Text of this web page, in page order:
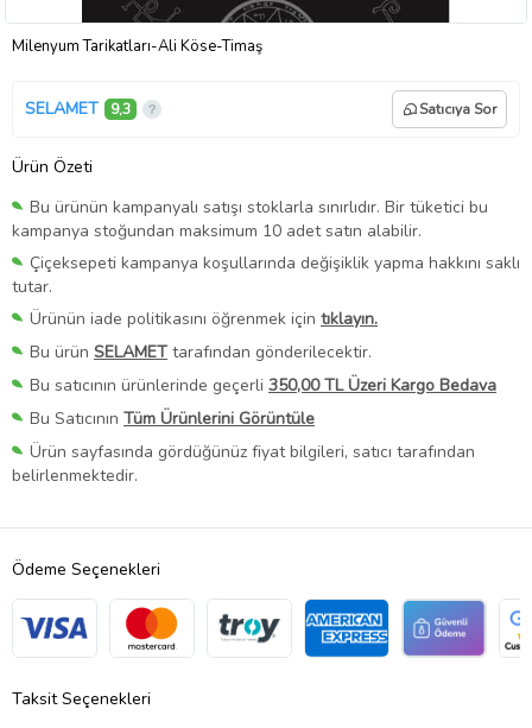
Milenyum Tarikatları-Ali Köse-Timaş
SELAMET 9,3 Satıcıya Sor
Ürün Özeti
Bu ürünün kampanyalı satışı stoklarla sınırlıdır. Bir tüketici bu
kampanya stoğundan maksimum 10 adet satın alabilir.
Çiçeksepeti kampanya koşullarında değişiklik yapma hakkını saklı
tutar.
Ürünün iade politikasını öğrenmek için tıklayın.
Bu ürün SELAMET tarafından gönderilecektir.
Bu satıcının ürünlerinde geçerli 350,00 TL Üzeri Kargo Bedava
Bu Satıcının Tüm Ürünlerini Görüntüle
Ürün sayfasında gördüğünüz fiyat bilgileri, satıcı tarafından
belirlenmektedir.
Ödeme Seçenekleri
Taksit Seçenekleri